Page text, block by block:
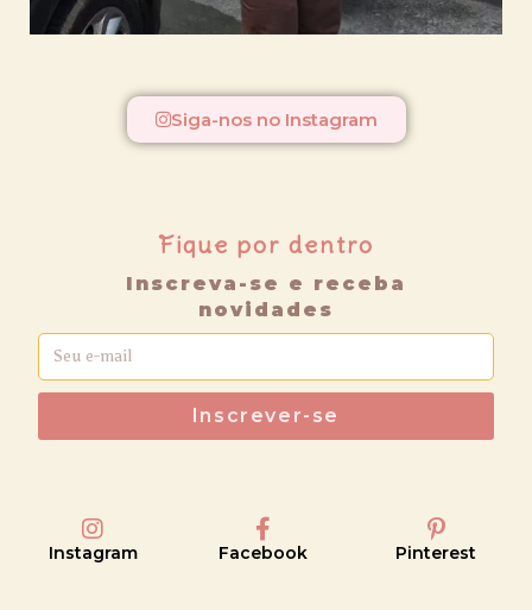
Siga-nos no Instagram
Fique por dentro
Inscreva-se e receba
novidades
Inscrever-se
Instagram Facebook Pinterest